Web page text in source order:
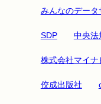
みんなのデータ
SDP 中央法
株式会社マイナ
佼成出版社